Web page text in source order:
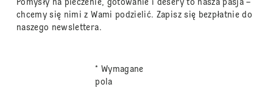
Pomysły na pieczenie, gotowanie i desery to nasza pasja –
chcemy się nimi z Wami podzielić. Zapisz się bezpłatnie do
naszego newslettera.
* Wymagane
pola